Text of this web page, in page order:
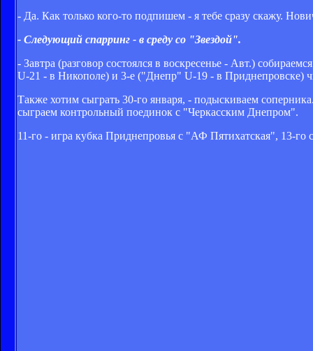
- Да. Как только кого-то подпишем - я тебе сразу скажу.
- Следующий спарринг - в среду со "Звездой".
- Завтра (разговор состоялся в воскресенье - Авт.)
U-21 - в Никополе) и 3-е ("Днепр" U-19 - в Приднепровске)
Также хотим сыграть 30-го января, - подыскиваем
сыграем контрольный поединок с "Черкасским Днепром".
11-го - игра кубка Приднепровья с "АФ Пятихатская", 13-